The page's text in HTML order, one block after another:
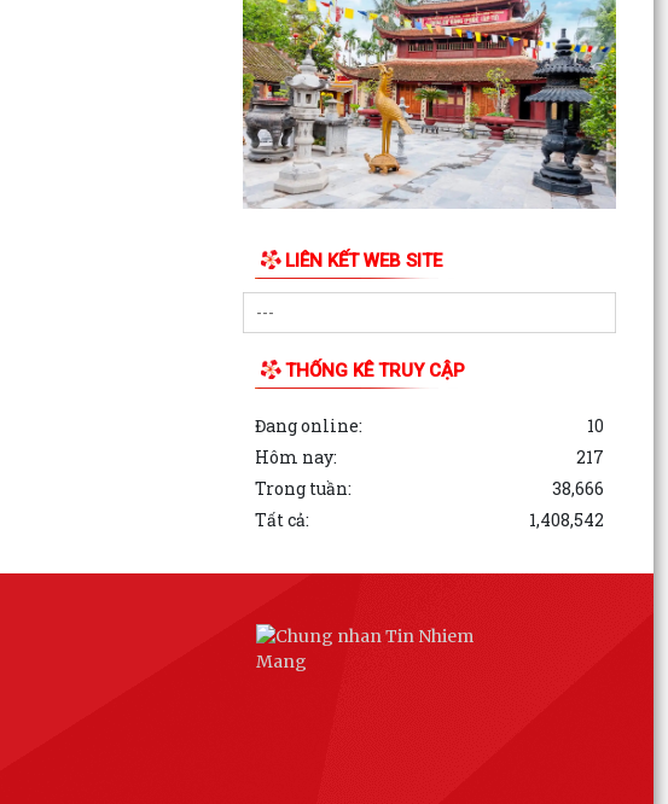
tập kỹ thuật tại Nhật Bản đợt II năm 2026
LIÊN KẾT WEB SITE
THỐNG KÊ TRUY CẬP
Đang online:
10
Hôm nay:
217
Trong tuần:
38,666
Tất cả:
1,408,542